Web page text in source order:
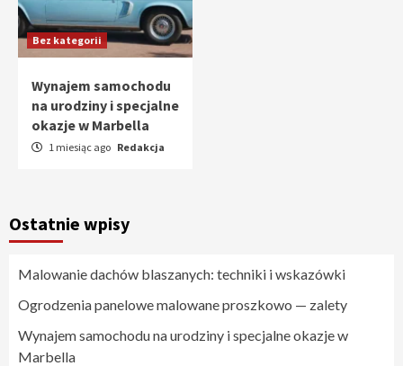
Bez kategorii
Wynajem samochodu
na urodziny i specjalne
okazje w Marbella
1 miesiąc ago Redakcja
Ostatnie wpisy
Malowanie dachów blaszanych: techniki i wskazówki
Ogrodzenia panelowe malowane proszkowo — zalety
Wynajem samochodu na urodziny i specjalne okazje w
Marbella